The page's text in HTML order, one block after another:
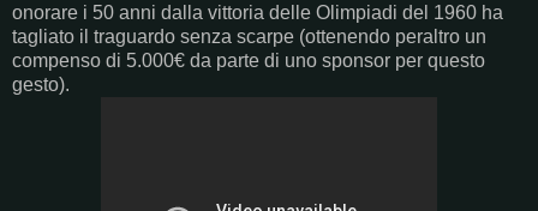
onorare i 50 anni dalla vittoria delle Olimpiadi del 1960 ha
tagliato il traguardo senza scarpe (ottenendo peraltro un
compenso di 5.000€ da parte di uno sponsor per questo
gesto).